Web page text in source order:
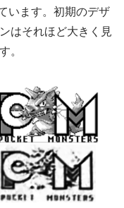
います。初期のデザ
はそれほど大きく見
。